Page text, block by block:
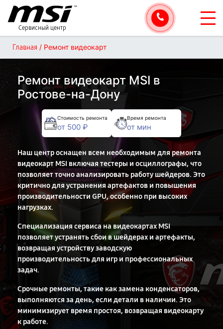
Сервисный центр
Главная / Ремонт видеокарт
Ремонт видеокарт MSI в
Ростове-на-Дону
Стоимость ремонта
от 500 ₽
Время ремонта
от мин
Наш центр оснащен всем необходимым для ремонта
видеокарт MSI включая тестеры и осциллографы, что
позволяет точно анализировать работу шейдеров. Это
критично для устранения артефактов и повышения
производительности GPU, особенно при высоких
нагрузках.
Специализация сервиса на видеокартах MSI
позволяет устранять сбои в шейдерах и артефакты,
возвращая устройству заводскую
производительность для игр и профессиональных
задач.
Срочные ремонты, такие как замена конденсаторов,
выполняются за день, если детали в наличии. Это
минимизирует время простоя, возвращая видеокарту
к работе.